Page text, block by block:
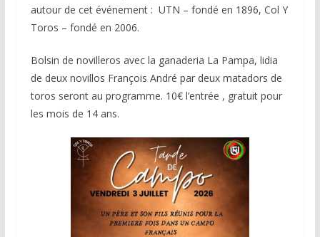
autour de cet événement : UTN – fondé en 1896, Col Y
Toros – fondé en 2006.
Bolsin de novilleros avec la ganaderia La Pampa, lidia
de deux novillos François André par deux matadors de
toros seront au programme. 10€ l’entrée , gratuit pour
les mois de 14 ans.